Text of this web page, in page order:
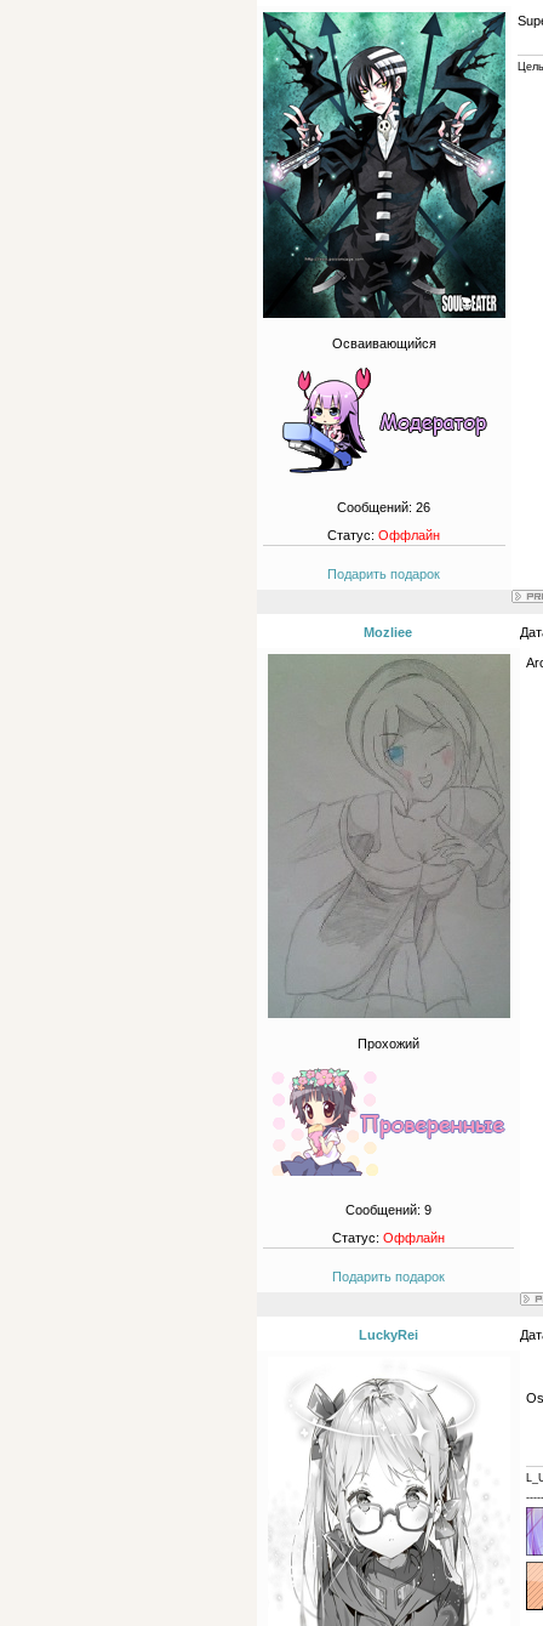
Осваивающийся
Сообщений:26
Статус:Оффлайн
Подарить подарок
Mozliee
Прохожий
Сообщений: 9
Статус: Оффлайн
Подарить подарок
LuckyRei